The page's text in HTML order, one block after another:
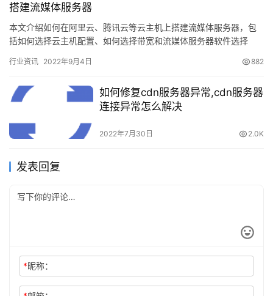
搭建流媒体服务器
本文介绍如何在阿里云、腾讯云等云主机上搭建流媒体服务器，包
括如何选择云主机配置、如何选择带宽和流媒体服务器软件选择
行业资讯 2022年9月4日 882
如何修复cdn服务器异常,cdn服务器
连接异常怎么解决
2022年7月30日 2.0K
发表回复
*昵称：